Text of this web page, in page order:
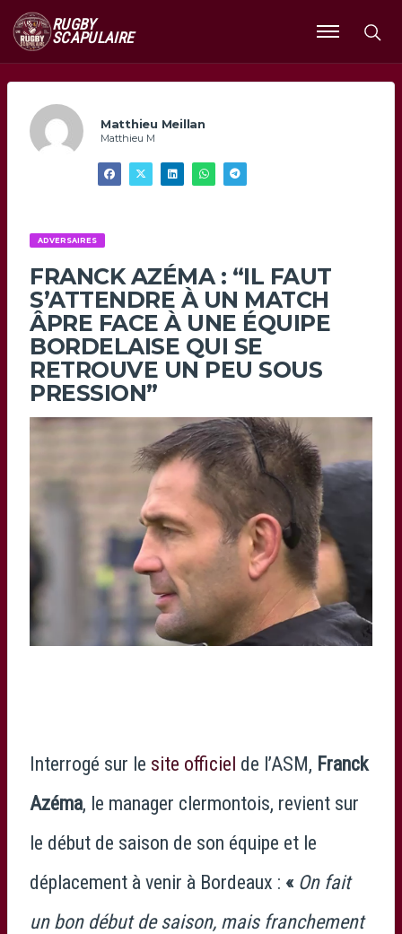
RUGBY
SCAPULAIRE
Ouvrir
le
Matthieu Meillan
Matthieu M
ADVERSAIRES
FRANCK AZÉMA : “IL FAUT
S’ATTENDRE À UN MATCH
ÂPRE FACE À UNE ÉQUIPE
BORDELAISE QUI SE
RETROUVE UN PEU SOUS
PRESSION”
Interrogé sur le site officiel de l’ASM, Franck
Azéma, le manager clermontois, revient sur
le début de saison de son équipe et le
déplacement à venir à Bordeaux : « On fait
un bon début de saison, mais franchement